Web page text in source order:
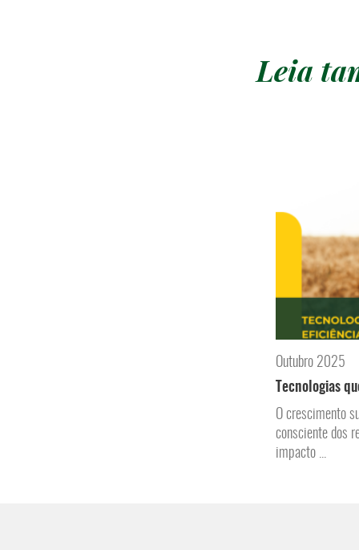
Leia
Outubro 2025
Tecnologias
O crescimento
consciente dos
impacto ...